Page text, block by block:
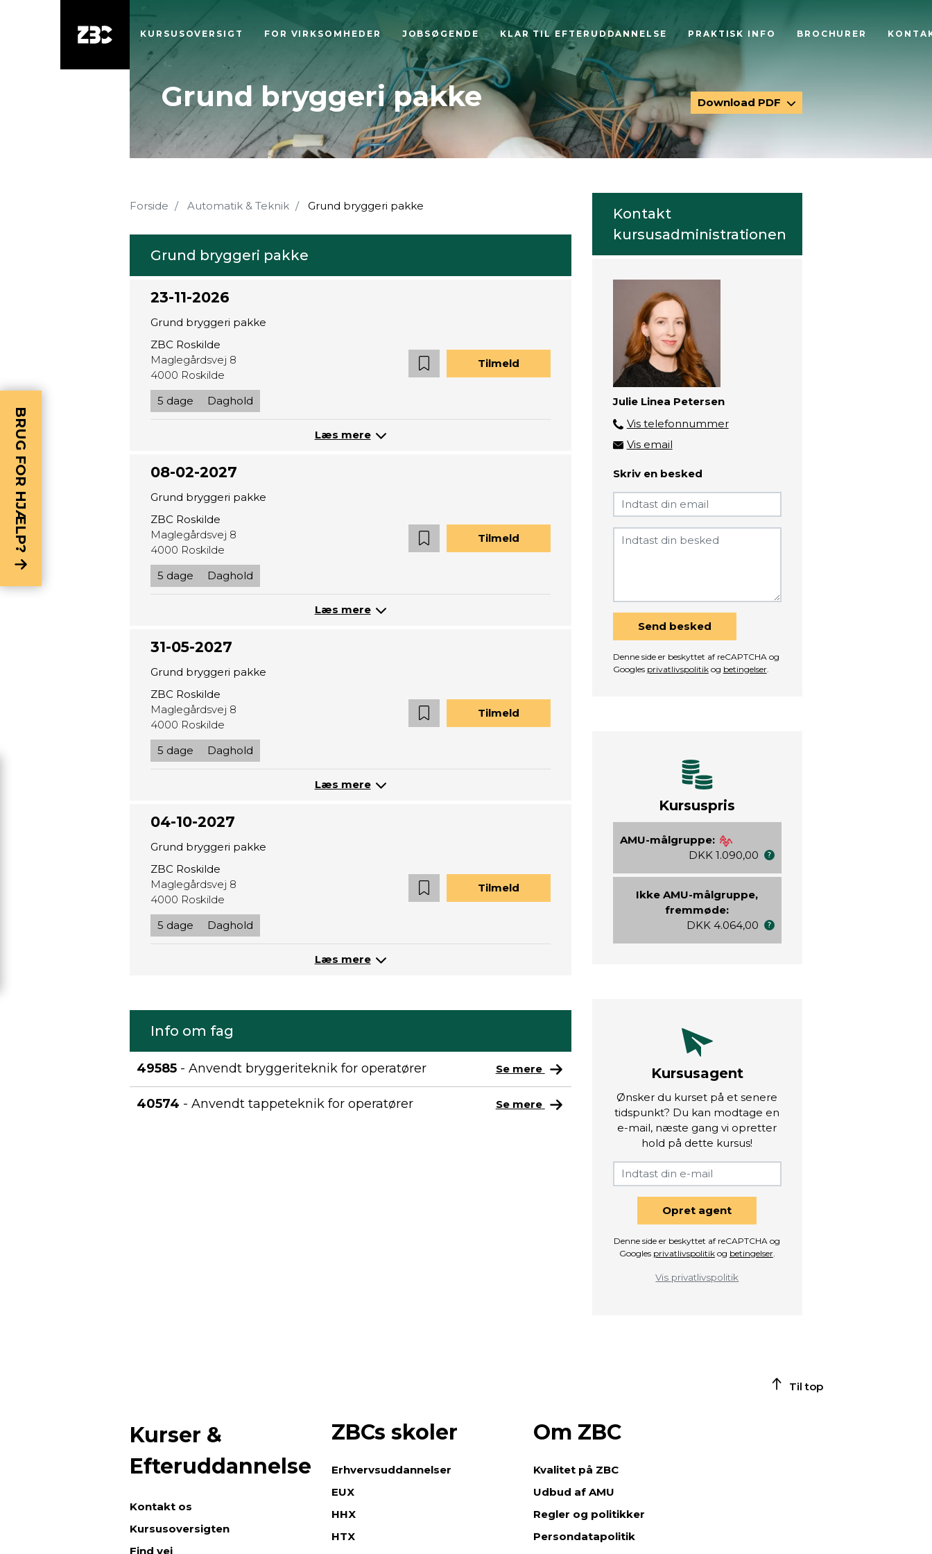
KURSUSOVERSIGT FOR VIRKSOMHEDER JOBSØGENDE KLAR TIL EFTERUDDANNELSE PRAKTISK INFO BROCHURER
Grund bryggeri pakke Download PDF
Forside Automatik & Teknik Grund bryggeri pakke
Grund bryggeri pakke
23-11-2026
Grund bryggeri pakke
ZBC Roskilde
Maglegårdsvej 8
4000 Roskilde
5 dage
Daghold
Tilmeld
Læs mere
08-02-2027
Grund bryggeri pakke
ZBC Roskilde
Maglegårdsvej 8
4000 Roskilde
5 dage
Daghold
Tilmeld
Læs mere
31-05-2027
Grund bryggeri pakke
ZBC Roskilde
Maglegårdsvej 8
4000 Roskilde
5 dage
Daghold
Tilmeld
Læs mere
04-10-2027
Grund bryggeri pakke
ZBC Roskilde
Maglegårdsvej 8
4000 Roskilde
5 dage
Daghold
Tilmeld
Læs mere
Info om fag
49585 - Anvendt bryggeriteknik for operatører Se mere
40574 - Anvendt tappeteknik for operatører Se mere
Kontakt
kursusadministrationen
Julie Linea Petersen
Vis telefonnummer
3193 5663
Vis email
jpe@zbc.dk
Skriv en besked
Send besked
Denne side er beskyttet af reCAPTCHA og
Googles privatlivspolitikog betingelser.
Kursuspris
AMU-målgruppe:
DKK 1.090,00
Ikke AMU-målgruppe,
fremmøde:
DKK 4.064,00
Kursusagent
Ønsker du kurset på et senere
tidspunkt? Du kan modtage en
e-mail, næste gang vi opretter
hold på dette kursus!
Opret agent
Denne side er beskyttet af reCAPTCHA og
Googles privatlivspolitikog betingelser.
Vis privatlivspolitik
BRUG FOR HJÆLP?
Til top
Kurser &
Efteruddannelse
Kontakt os
Kursusoversigten
Find vej
ZBCs skoler
Erhvervsuddannelser
EUX
HHX
HTX
Om ZBC
Kvalitet på ZBC
Udbud af AMU
Regler og politikker
Persondatapolitik